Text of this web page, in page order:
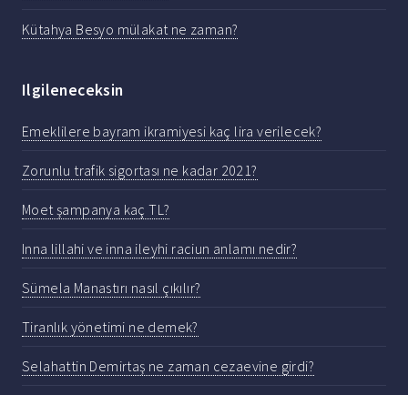
Kütahya Besyo mülakat ne zaman?
Ilgileneceksin
Emeklilere bayram ikramiyesi kaç lira verilecek?
Zorunlu trafik sigortası ne kadar 2021?
Moet şampanya kaç TL?
Inna lillahi ve inna ileyhi raciun anlamı nedir?
Sümela Manastırı nasıl çıkılır?
Tiranlık yönetimi ne demek?
Selahattin Demirtaş ne zaman cezaevine girdi?